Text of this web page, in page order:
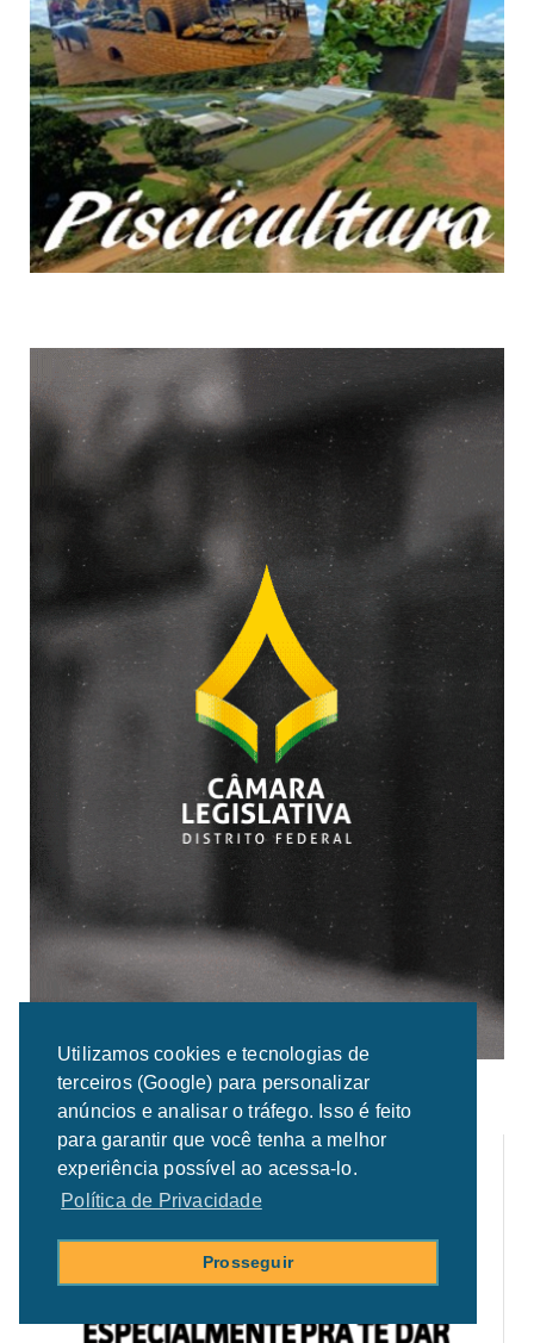
Utilizamos cookies e tecnologias de
terceiros (Google) para personalizar
anúncios e analisar o tráfego. Isso é feito
para garantir que você tenha a melhor
experiência possível ao acessa-lo.
Política de Privacidade
Prosseguir